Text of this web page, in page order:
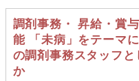
調剤事務・ 昇給・賞
能 「未病」をテーマ
の調剤事務スタッフ
か